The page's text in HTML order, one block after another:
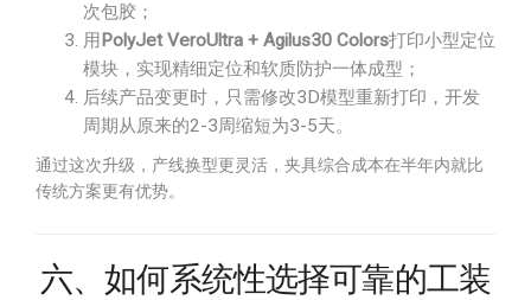
次包胶；
用 PolyJet VeroUltra + Agilus30 Colors打印小型定位
模块，实现精细定位和软质防护一体成型；
后续产品变更时，只需修改3D模型重新打印，开发
周期从原来的2-3周缩短为3-5天。
通过这次升级，产线换型更灵活，夹具综合成本在半年内就比
传统方案更有优势。
六、如何系统性选择可靠的工装